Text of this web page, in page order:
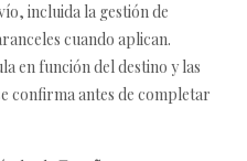
incluida la gestión de
cuando aplican.
en función del destino y las
confirma antes de completar